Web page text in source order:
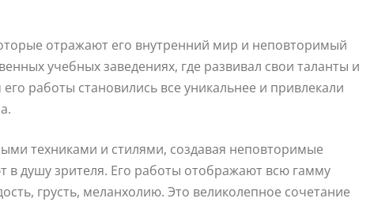
отражают его внутренний мир и неповторимый
учебных заведениях, где развивал свои таланты и
работы становились все уникальнее и привлекали
техниками и стилями, создавая неповторимые
в душу зрителя. Его работы отображают всю гамму
грусть, меланхолию. Это великолепное сочетание